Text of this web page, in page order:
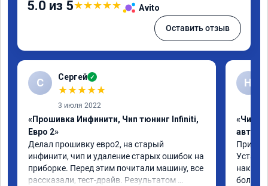
5.0 из 5★★★★★ Avito
Оставить отзыв
С Сергей ✓
★★★★★
3 июля 2022
«Прошивка Инфинити, Чип тюнинг Infiniti,
Евро 2»
Делал прошивку евро2, на старый
инфинити, чип и удаление старых ошибок на
приборке. Перед этим почитали машину, все
рассказали, тест-драйв. Результатом
Н
«Чип
накат